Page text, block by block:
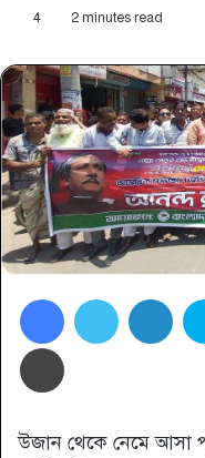
4 2 minutes read
Facebook
Twitter
প্রিন্ট
উজান থেকে নেমে আসা